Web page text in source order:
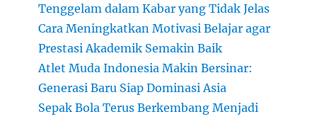
Tenggelam dalam Kabar yang Tidak Jelas
Cara Meningkatkan Motivasi Belajar agar
Prestasi Akademik Semakin Baik
Atlet Muda Indonesia Makin Bersinar:
Generasi Baru Siap Dominasi Asia
Sepak Bola Terus Berkembang Menjadi